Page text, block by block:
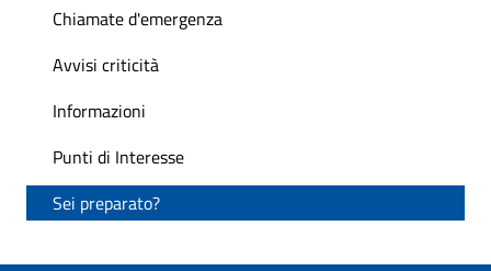
Chiamate d'emergenza
Avvisi criticità
Informazioni
Punti di Interesse
Sei preparato?